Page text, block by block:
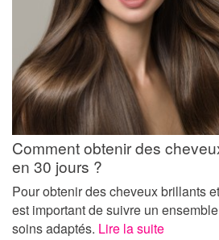
Comment obtenir des
en 30 jours ?
Pour obtenir des cheveux brillants
est important de suivre un
soins adaptés. Lire la suite